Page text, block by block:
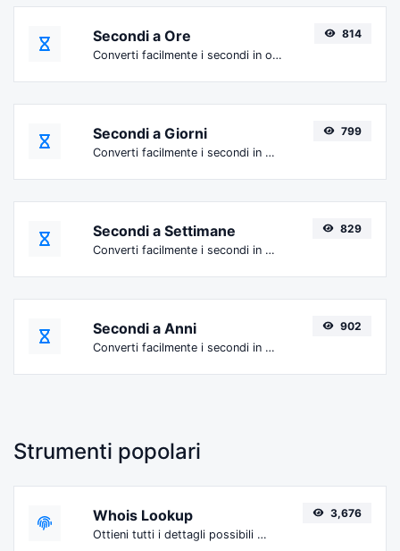
Secondi a Ore
Converti facilmente i secondi in ore.
814
Secondi a Giorni
Converti facilmente i secondi in giorni.
799
Secondi a Settimane
Converti facilmente i secondi in settimane.
829
Secondi a Anni
Converti facilmente i secondi in anni.
902
Strumenti popolari
Whois Lookup
Ottieni tutti i dettagli possibili su un nome di dominio.
3,676